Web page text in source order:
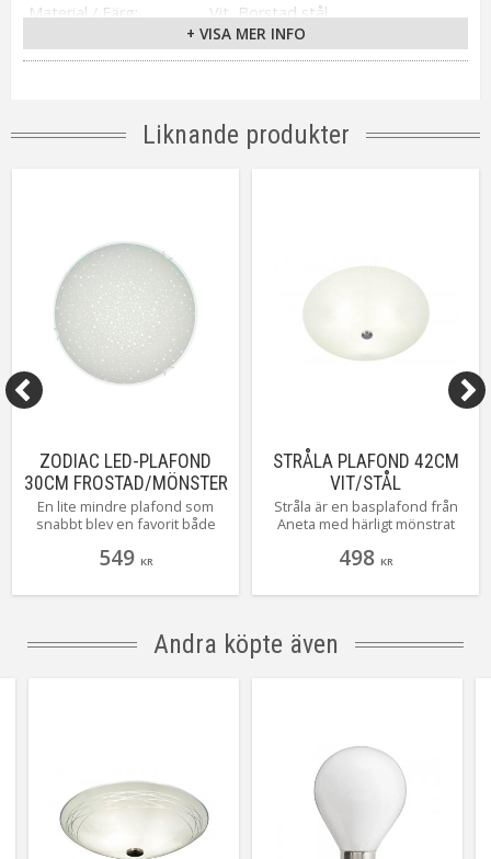
Material / Färg
Vit, Borstad stål
E14
Montering
Krokupphäng inkl. takkontakt
Aneta Belysning AB
+ VISA MER INFO
Liknande produkter
ZODIAC LED-PLAFOND
30CM FROSTAD/MÖNSTER
En lite mindre plafond som
snabbt blev en favorit både
kunder i butiken! Vad man
Zodiac, när den är tänd, ser ut
mönstret i glaset! Vackert! Att
Zodiac levereras med
549 KR
STRÅLA PLAFOND 42CM
VIT/STÅL
Stråla är en basplafond från
Aneta med härligt mönstrat
perfekt basprodukt som med
Stråla finns i 2 storlekar, här
krokupphäng.
498 KR
Andra köpte även